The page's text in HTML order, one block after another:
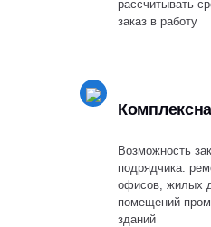
рассчитывать
заказ в работу
Возможность
подрядчика:
офисов, жилых
помещений
зданий